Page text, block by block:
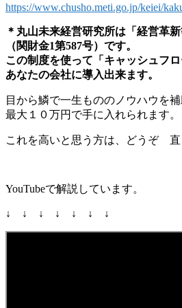
https://www.chusho.meti.go.jp/keiei/
＊丸山未来経営研究所は「経営革新
（関財金1第587号）です。
この制度を使って「キャッシュフ
あなたの会社に導入出来ます。
目から鱗で一生もののノウハウを
最大１０万円で手に入れられます。
これを高いと思う方は、どうぞ
YouTubeで解説しています。
↓ ↓ ↓ ↓ ↓ ↓ ↓